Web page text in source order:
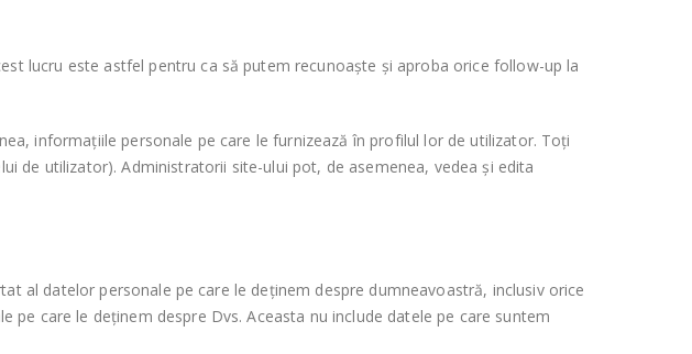
lucru este astfel pentru ca să putem recunoaște și aproba orice follow-up la
informațiile personale pe care le furnizează în profilul lor de utilizator. Toți
de utilizator). Administratorii site-ului pot, de asemenea, vedea și edita
al datelor personale pe care le deținem despre dumneavoastră, inclusiv orice
care le deținem despre Dvs. Aceasta nu include datele pe care suntem